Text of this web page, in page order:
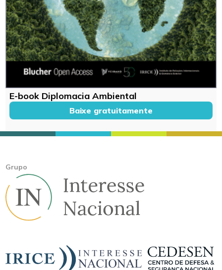
E-book Diplomacia Ambiental
Baixe gratuitamente
Grupo